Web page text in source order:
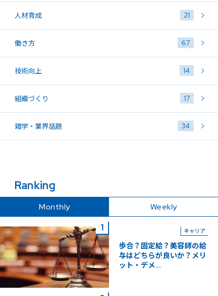
人材育成 21
働き方 67
技術向上 14
組織づくり 17
雑学・業界話題 34
Ranking
Monthly Weekly
キャリア
歩合？固定給？美容師の給
与はどちらが良いか？メリ
ット・デメ...